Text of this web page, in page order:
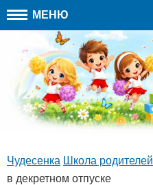
МЕНЮ
Чудесенка Школа родителей
в декретном отпуске